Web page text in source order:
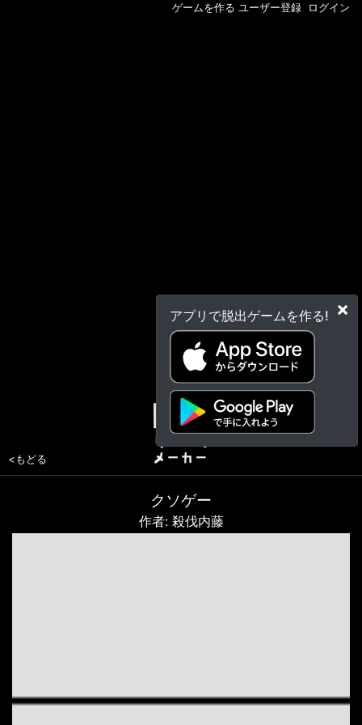
×
アプリで脱出ゲームを作る!
ゲームを作る ユーザー登録 ログイン
<もどる
クソゲー
作者: 殺伐内藤